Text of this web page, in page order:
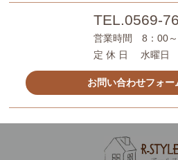
TEL.0569-
営業時間 8：00
定 休 日 水曜日
お問い合わせフォー